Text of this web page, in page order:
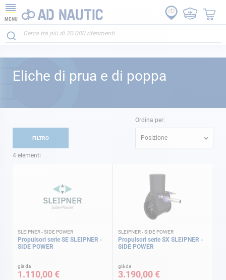
MENU
Eliche di prua e di poppa
4 elementi
Ordina per:
Posizione
SLEIPNER - SIDE POWER
Propulsori serie SE SLEIPNER -
SIDE POWER
già da
1.110,00 €
SLEIPNER - SIDE POWER
Propulsori serie SX SLEIPNER -
SIDE POWER
già da
3.190,00 €
FILTRO